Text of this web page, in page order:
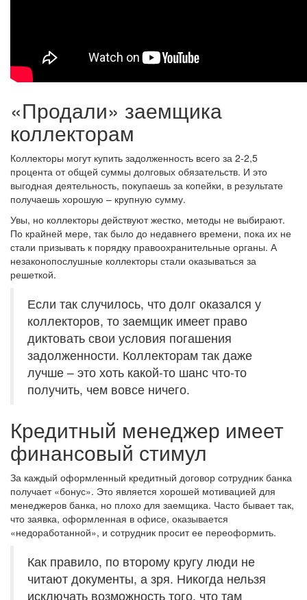
«Продали» заемщика
коллекторам
Коллекторы могут купить задолженность всего за 2-2,5
процента от общей суммы долговых обязательств. И это
выгодная деятельность, покупаешь за копейки, в результате
получаешь хорошую – крупную сумму.
Увы, но коллекторы действуют жестко, методы не выбирают.
По крайней мере, так было до недавнего времени, пока их не
стали призывать к порядку правоохранительные органы. А
незаконопослушные коллекторы стали оказываться за
решеткой.
Если так случилось, что долг оказался у
коллекторов, то заемщик имеет право
диктовать свои условия погашения
задолженности. Коллекторам так даже
лучше – это хоть какой-то шанс что-то
получить, чем вовсе ничего.
Кредитный менеджер имеет
финансовый стимул
За каждый оформленный кредитный договор сотрудник банка
получает «бонус». Это является хорошей мотивацией для
менеджеров банка, но плохо для заемщика. Часто бывает так,
что заявка, оформленная в офисе, оказывается
«недоработанной», и сотрудник просит ее переоформить.
Как правило, по второму кругу люди не
читают документы, а зря. Никогда нельзя
исключать возможность того, что там